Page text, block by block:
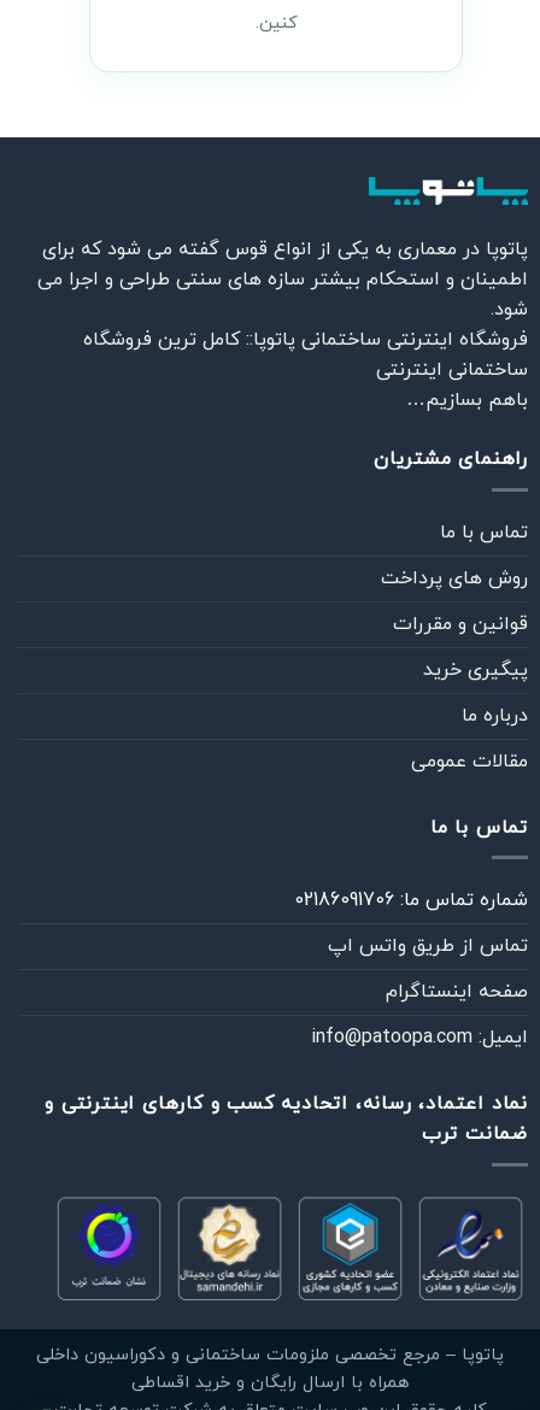
کنین.
پاتوپا در معماری به یکی از انواع قوس گفته می شود که برای
اطمینان و استحکام بیشتر سازه های سنتی طراحی و اجرا می
شود.
فروشگاه اینترنتی ساختمانی پاتوپا:: کامل ترین فروشگاه
ساختمانی اینترنتی
باهم بسازیم…
راهنمای مشتریان
تماس با ما
روش های پرداخت
قوانین و مقررات
پیگیری خرید
درباره ما
مقالات عمومی
تماس با ما
شماره تماس ما: 02186091706
تماس از طريق واتس اپ
صفحه اینستاگرام
ایمیل: info@patoopa.com
نماد اعتماد، رسانه، اتحادیه کسب و کارهای اینترنتی و
ضمانت ترب
پاتوپا – مرجع تخصصی ملزومات ساختمانی و دکوراسیون داخلی
همراه با ارسال رایگان و خرید اقساطی
چطوری می‌تونم کمکت کنم؟
پیام‌رسان دلخواهت رو انتخاب کن
پاسخ سریع گفت‌وگوی مستقیم
خودت انجام بده
فقط آموزش‌ها و راهنماهای DIY
آموزش نصب پارکت لمینت روی سرامیک، سنگ و موزاییک
آموزش انتخاب و نصب قرنیز؛ از خرید تا اجرای بی‌نقص
مشاهده آموزش DIY